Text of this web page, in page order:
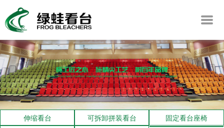
伸缩看台 可拆卸拼装看台
固定看台座椅